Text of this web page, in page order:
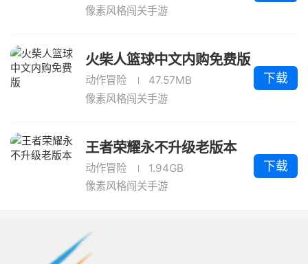
像素风格闯关手游
火柴人篮球中文内购免费版
动作冒险
47.57MB
像素风格闯关手游
下载
王者荣耀永不升级老版本
动作冒险
1.94GB
像素风格闯关手游
下载